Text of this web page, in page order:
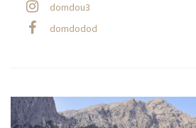
domdou3
domdodod